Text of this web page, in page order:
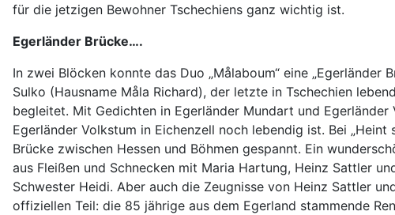
für die jetzigen Bewohner Tschechiens ganz wichtig ist.
Egerländer Brücke….
In zwei Blöcken konnte das Duo „Målaboum“ eine
Sulko (Hausname Måla Richard), der letzte in Tschechien
begleitet. Mit Gedichten in Egerländer Mundart und
Egerländer Volkstum in Eichenzell noch lebendig ist. Bei
Brücke zwischen Hessen und Böhmen gespannt. Ein
aus Fleißen und Schnecken mit Maria Hartung, Heinz Sattler
Schwester Heidi. Aber auch die Zeugnisse von Heinz Sattler
offiziellen Teil: die 85 jährige aus dem Egerland stammende